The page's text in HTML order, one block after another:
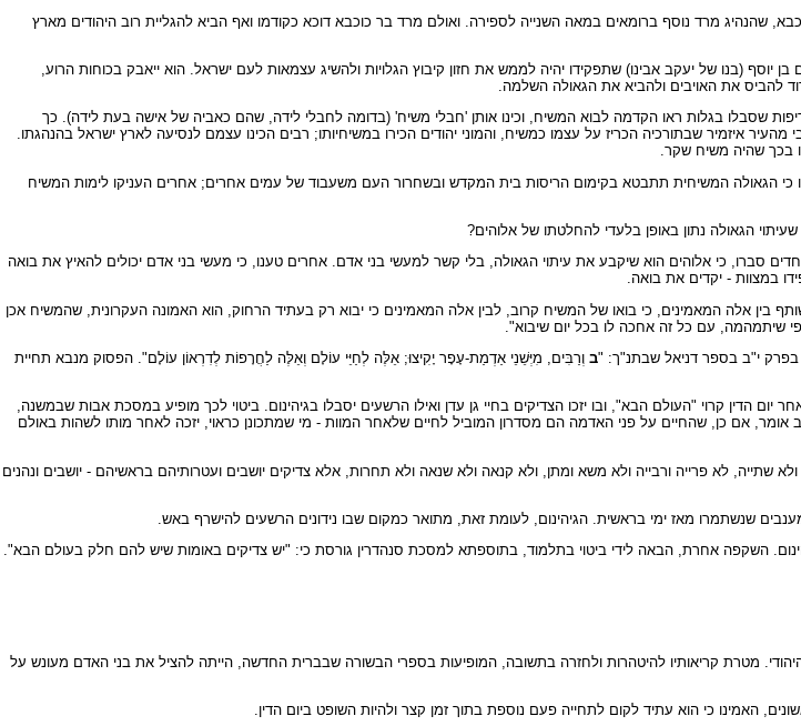
שהנהיג מרד נוסף ברומאים במאה השנייה לספירה. ואולם מרד בר כוכבא דוכא כקודמו ואף הביא להגליית רוב היהודים מארץ
יוסף (בנו של יעקב אבינו) שתפקידו יהיה לממש את חזון קיבוץ הגלויות ולהשיג עצמאות לעם ישראל. הוא ייאבק בכוחות הרוע,
להביס את האויבים ולהביא את הגאולה השלמה.
שסבלו בגלות ראו הקדמה לבוא המשיח, וכינו אותן 'חבלי משיח' (בדומה לחבלי לידה, שהם כאביה של אישה בעת לידה). כך
1649 ציפיות לביאת משיח; יהודי בשם שבתאי צבי מהעיר איזמיר שבתורכיה הכריז על עצמו כמשיח, והמוני יהודים הכירו במשיחיותו; רבים הכינו עצמם לנסיעה לארץ ישראל בהנהגתו.
בכך שהיה משיח שקר.
כי הגאולה המשיחית תתבטא בקימום הריסות בית המקדש ובשחרור העם משעבוד של עמים אחרים; אחרים העניקו לימות המשיח
הגאולה נתון באופן בלעדי להחלטתו של אלוהים?
סברו, כי אלוהים הוא שיקבע את עיתוי הגאולה, בלי קשר למעשי בני אדם. אחרים טענו, כי מעשי בני אדם יכולים להאיץ את בואה
במצוות - יקדים את בואה.
בין אלה המאמינים, כי בואו של המשיח קרוב, לבין אלה המאמינים כי יבוא רק בעתיד הרחוק, הוא האמונה העקרונית, שהמשיח אכן
שיתמהמה, עם כל זה אחכה לו בכל יום שיבוא".
בפרק י"ב בספר דניאל שבתנ"ך: "ב וְרַבִּים, מִיְּשֵׁנֵי אַדְמַת-עָפָר יָקִיצוּ; אֵלֶּה לְחַיֵּי עוֹלָם וְאֵלֶּה לַחֲרָפוֹת לְדִרְאוֹן עוֹלָם". הפסוק מנבא תחיית
הדין קרוי "העולם הבא", ובו יזכו הצדיקים בחיי גן עדן ואילו הרשעים יסבלו בגיהינום. ביטוי לכך מופיע במסכת אבות שבמשנה,
אם כן, שהחיים על פני האדמה הם מסדרון המוביל לחיים שלאחר המוות - מי שמתכונן כראוי, יזכה לאחר מותו לשהות באולם
שתייה, לא פרייה ורבייה ולא משא ומתן, ולא קנאה ולא שנאה ולא תחרות, אלא צדיקים יושבים ועטרותיהם בראשיהם - יושבים ונהנים
שנשתמרו מאז ימי בראשית. הגיהינום, לעומת זאת, מתואר כמקום שבו נידונים הרשעים להישרף באש.
השקפה אחרת, הבאה לידי ביטוי בתלמוד, בתוספתא למסכת סנהדרין גורסת כי: "יש צדיקים באומות שיש להם חלק בעולם הבא".
מטרת קריאותיו להיטהרות ולחזרה בתשובה, המופיעות בספרי הבשורה שבברית החדשה, הייתה להציל את בני האדם מעונש על
האמינו כי הוא עתיד לקום לתחייה פעם נוספת בתוך זמן קצר ולהיות השופט ביום הדין.